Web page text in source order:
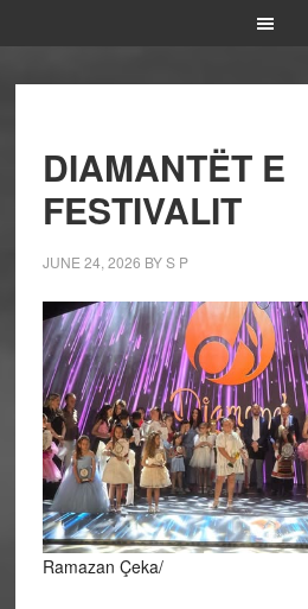
DIAMANTËT E
FESTIVALIT
JUNE 24, 2026 BYS P
Ramazan Çeka/